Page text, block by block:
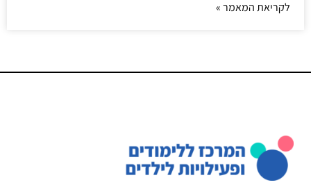
לקריאת המאמר »